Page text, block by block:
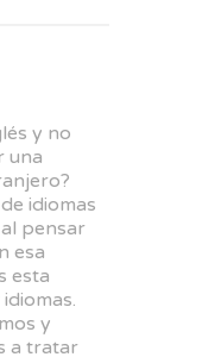
y no
una
idiomas
pensar
esa
esta
y
a tratar